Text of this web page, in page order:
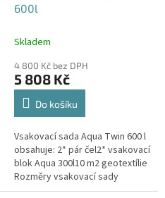
600l
Skladem
4 800 Kč bez DPH
5 808 Kč
Do košíku
Vsakovací sada Aqua Twin 600 l
obsahuje: 2* pár čel2* vsakovací
blok Aqua 300l10 m2 geotextílie
Rozměry vsakovací sady
120x80x104 cm Nosnost bloků